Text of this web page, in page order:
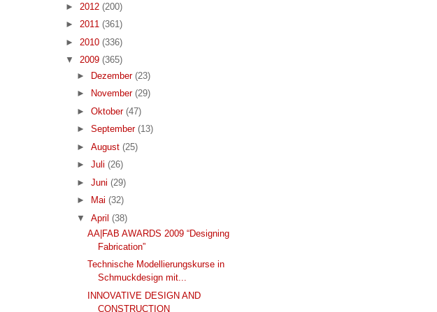
► 2012 (200)
► 2011 (361)
► 2010 (336)
▼ 2009 (365)
► Dezember (23)
►
November (29)
► Oktober (47)
► September (13)
► August (25)
► Juli (26)
► Juni (29)
►
Mai (32)
▼ April (38)
AA|FAB AWARDS 2009 “Designing
Fabrication”
Technische Modellierungskurse in
Schmuckdesign mit...
INNOVATIVE DESIGN AND
CONSTRUCTION